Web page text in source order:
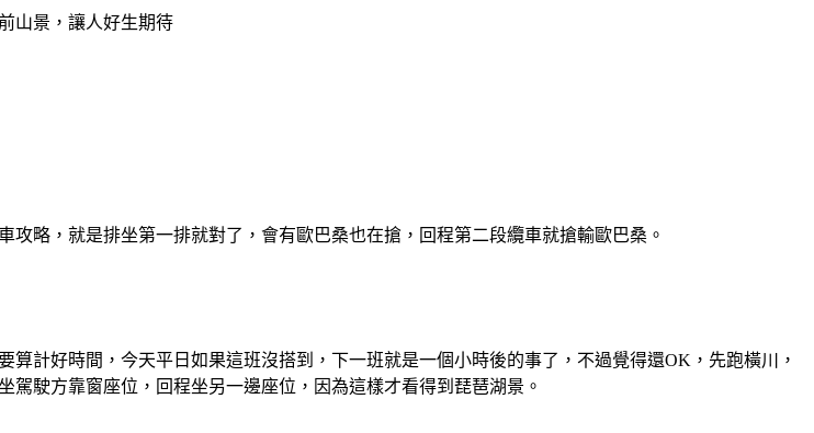
山景，讓人好生期待
略，就是排坐第一排就對了，會有歐巴桑也在搶，回程第二段纜車就搶輸歐巴桑。
計好時間，今天平日如果這班沒搭到，下一班就是一個小時後的事了，不過覺得還OK，先跑橫川，
駛方靠窗座位，回程坐另一邊座位，因為這樣才看得到琵琶湖景。